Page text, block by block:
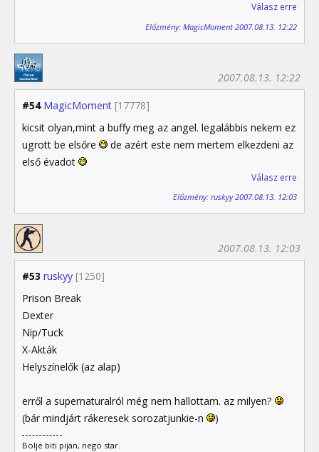
Válasz erre
Előzmény: MagicMoment 2007.08.13. 12:22
#54 MagicMoment [17778]
2007.08.13. 12:22
kicsit olyan,mint a buffy meg az angel. legalábbis nekem ez
ugrott be elsőre
de azért este nem mertem elkezdeni az
első évadot
Válasz erre
Előzmény: ruskyy 2007.08.13. 12:03
#53 ruskyy [1250]
2007.08.13. 12:03
Prison Break
Dexter
Nip/Tuck
X-Akták
Helyszínelők (az alap)
erről a supernaturalról még nem hallottam. az milyen?
(bár mindjárt rákeresek sorozatjunkie-n
)
Bolje biti pijan, nego star.